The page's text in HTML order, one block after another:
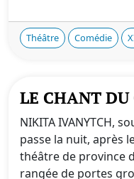
Théâtre Comédie
LE CHANT DU
NIKITA IVANYTCH,
passe la nuit, après
théâtre de province
rangée de portes